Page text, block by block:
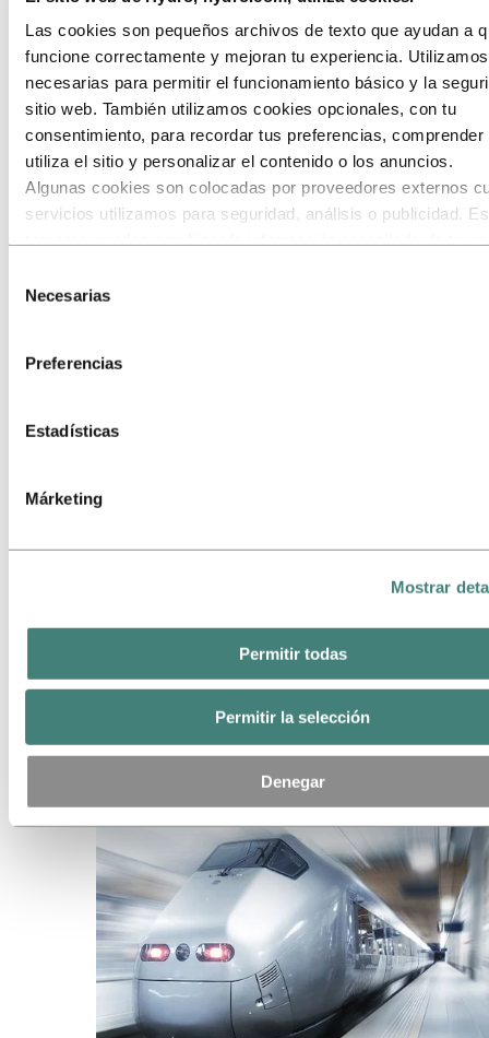
Las cookies son pequeños archivos de texto que ayudan a
funcione correctamente y mejoran tu experiencia.
necesarias para permitir el funcionamiento básico y la
sitio web. También utilizamos cookies opcionales, con tu
consentimiento, para recordar tus preferencias, comprender
utiliza el sitio y personalizar el contenido o los anuncios.
Algunas cookies son colocadas por proveedores externos
servicios utilizamos para seguridad, análisis o publicidad.
hayan recopilado a través de tu uso de sus servicios. El
cada una de sus cookies. Puedes consultar quiénes son
Necesarias
Preferencias
Estadísticas
Márketing
Mostrar
Permitir todas
Permitir la selección
Denegar
logísticos y sistemas de distribución
Disipadores de calor con perfiles de